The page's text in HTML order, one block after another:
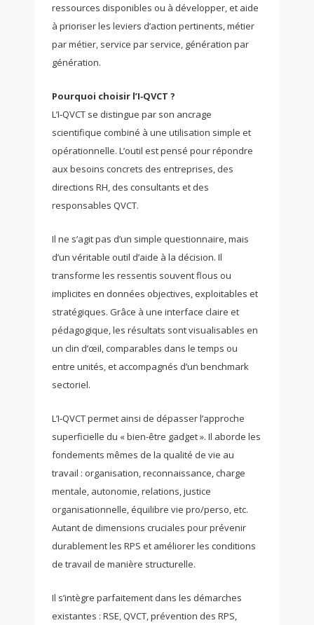
ressources disponibles ou à développer, et aide
à prioriser les leviers d’action pertinents, métier
par métier, service par service, génération par
génération.
Pourquoi choisir l’I‑QVCT ?
L’I‑QVCT se distingue par son ancrage
scientifique combiné à une utilisation simple et
opérationnelle. L’outil est pensé pour répondre
aux besoins concrets des entreprises, des
directions RH, des consultants et des
responsables QVCT.
Il ne s’agit pas d’un simple questionnaire, mais
d’un véritable outil d’aide à la décision. Il
transforme les ressentis souvent flous ou
implicites en données objectives, exploitables et
stratégiques. Grâce à une interface claire et
pédagogique, les résultats sont visualisables en
un clin d’œil, comparables dans le temps ou
entre unités, et accompagnés d’un benchmark
sectoriel.
L’I‑QVCT permet ainsi de dépasser l’approche
superficielle du « bien-être gadget ». Il aborde les
fondements mêmes de la qualité de vie au
travail : organisation, reconnaissance, charge
mentale, autonomie, relations, justice
organisationnelle, équilibre vie pro/perso, etc.
Autant de dimensions cruciales pour prévenir
durablement les RPS et améliorer les conditions
de travail de manière structurelle.
Il s’intègre parfaitement dans les démarches
existantes : RSE, QVCT, prévention des RPS,